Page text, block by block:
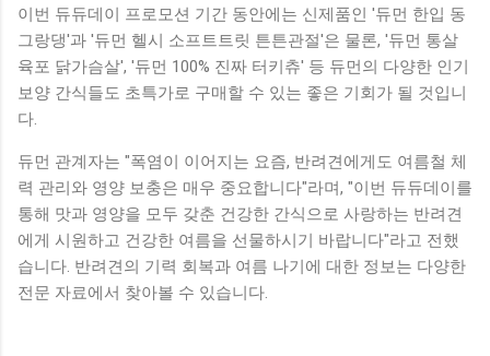
이번 듀듀데이 프로모션 기간 동안에는 신제품인 '듀먼 한입 동
그랑댕'과 '듀먼 헬시 소프트트릿 튼튼관절'은 물론, '듀먼 통살
육포 닭가슴살', '듀먼 100% 진짜 터키츄' 등 듀먼의 다양한 인기
보양 간식들도 초특가로 구매할 수 있는 좋은 기회가 될 것입니
다.
듀먼 관계자는 "폭염이 이어지는 요즘, 반려견에게도 여름철 체
력 관리와 영양 보충은 매우 중요합니다"라며, "이번 듀듀데이를
통해 맛과 영양을 모두 갖춘 건강한 간식으로 사랑하는 반려견
에게 시원하고 건강한 여름을 선물하시기 바랍니다"라고 전했
습니다. 반려견의 기력 회복과 여름 나기에 대한 정보는 다양한
전문 자료에서 찾아볼 수 있습니다.